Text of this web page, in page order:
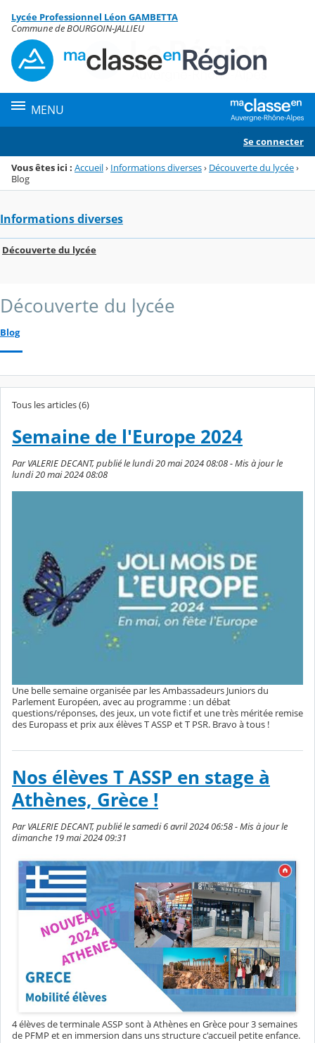
Menu de la rubrique
Contenu
Lycée Professionnel Léon GAMBETTA
Commune de BOURGOIN-JALLIEU
MENU
Se connecter
Vous êtes ici : Accueil› Informations diverses› Découverte du lycée›
Blog
Informations diverses
Découverte du lycée
Découverte du lycée
Blog
Tous les articles (6)
Semaine de l'Europe 2024
Par VALERIE DECANT, publié le lundi 20 mai 2024 08:08 - Mis à jour le
lundi 20 mai 2024 08:08
Une belle semaine organisée par les Ambassadeurs Juniors du
Parlement Européen, avec au programme : un débat
questions/réponses, des jeux, un vote fictif et une très méritée remise
des Europass et prix aux élèves T ASSP et T PSR. Bravo à tous !
Nos élèves T ASSP en stage à
Athènes, Grèce !
Par VALERIE DECANT, publié le samedi 6 avril 2024 06:58 - Mis à jour le
dimanche 19 mai 2024 09:31
4 élèves de terminale ASSP sont à Athènes en Grèce pour 3 semaines
de PFMP et en immersion dans uns structure c'accueil petite enfance.